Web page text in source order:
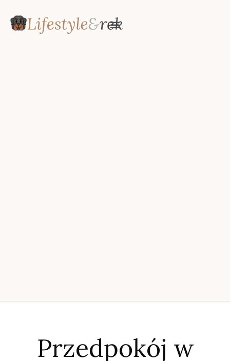
Przedpokój w